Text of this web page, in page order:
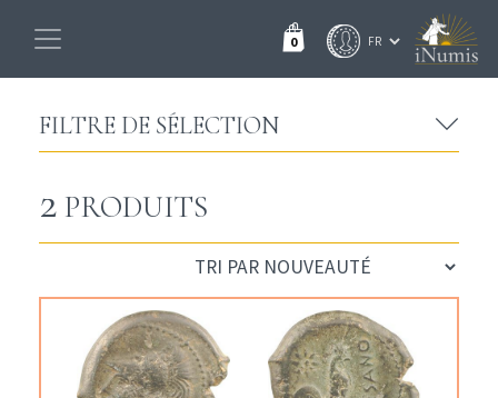
0
FILTRE DE SÉLECTION
2 PRODUITS